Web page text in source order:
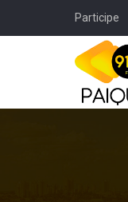
Participe